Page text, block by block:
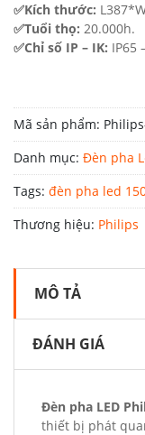
✅Kích thước:
✅Tuổi thọ: 20.000h.
✅Chỉ số IP – IK: IP65
Mã sản phẩm:
Danh mục: Đèn pha
Tags: đèn pha led
Thương hiệu: Philips
MÔ TẢ
ĐÁNH GIÁ
Đèn pha LED
thiết bị phát